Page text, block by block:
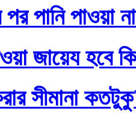
পানি পাওয়া
জায়েয হবে
সীমানা